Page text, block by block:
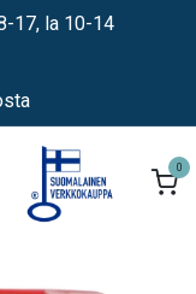
17, la 10-14
0